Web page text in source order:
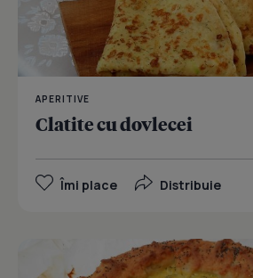
APERITIVE
Clatite cu dovlecei
Îmi place Distribuie